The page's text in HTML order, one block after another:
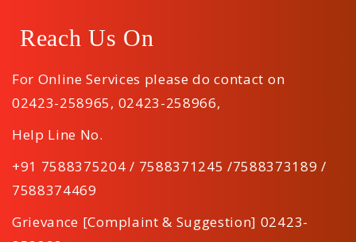
Reach Us On
For Online Services please do contact on
02423-258965, 02423-258966,
Help Line No.
+91 7588375204 / 7588371245 /7588373189 /
7588374469
Grievance [Complaint & Suggestion] 02423-